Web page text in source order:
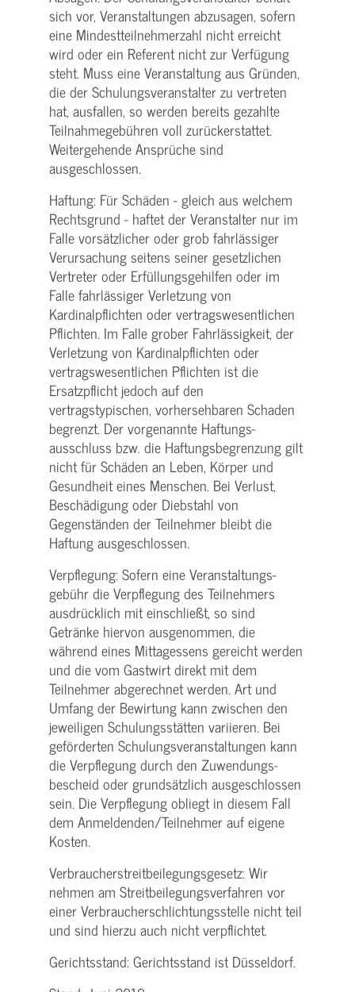
sich vor, Veranstaltungen abzusagen, sofern
eine Mindest­teilnehmerzahl nicht erreicht
wird oder ein Referent nicht zur Verfügung
steht. Muss eine Veranstaltung aus Gründen,
die der Schulungs­veranstalter zu vertreten
hat, ausfallen, so werden bereits gezahlte
Teilnahme­gebühren voll zurückerstattet.
Weitergehende Ansprüche sind
ausgeschlossen.
Haftung: Für Schäden - gleich aus welchem
Rechtsgrund - haftet der Veranstalter nur im
Falle vorsätzlicher oder grob fahrlässiger
Verursachung seitens seiner gesetzlichen
Vertreter oder Erfüllungsgehilfen oder im
Falle fahrlässiger Verletzung von
Kardinalpflichten oder vertrags­wesentlichen
Pflichten. Im Falle grober Fahrlässigkeit, der
Verletzung von Kardinalpflichten oder
vertrags­wesentlichen Pflichten ist die
Ersatzpflicht jedoch auf den
vertragstypischen, vorhersehbaren Schaden
begrenzt. Der vorgenannte Haftungs­
ausschluss bzw. die Haftungs­begrenzung gilt
nicht für Schäden an Leben, Körper und
Gesundheit eines Menschen. Bei Verlust,
Beschädigung oder Diebstahl von
Gegenständen der Teilnehmer bleibt die
Haftung ausgeschlossen.
Verpflegung: Sofern eine Veranstaltungs­
gebühr die Verpflegung des Teilnehmers
ausdrücklich mit einschließt, so sind
Getränke hiervon ausgenommen, die
während eines Mittagessens gereicht werden
und die vom Gastwirt direkt mit dem
Teilnehmer abgerechnet werden. Art und
Umfang der Bewirtung kann zwischen den
jeweiligen Schulungsstätten variieren. Bei
geförderten Schulungs­veranstaltungen kann
die Verpflegung durch den Zuwendungs­
bescheid oder grundsätzlich ausgeschlossen
sein. Die Verpflegung obliegt in diesem Fall
dem Anmeldenden/­Teilnehmer auf eigene
Kosten.
Verbraucher­streitbeilegungs­gesetz: Wir
nehmen am Streit­beilegungs­verfahren vor
einer Verbraucher­schlichtungs­stelle nicht teil
und sind hierzu auch nicht verpflichtet.
Gerichtsstand: Gerichtsstand ist Düsseldorf.